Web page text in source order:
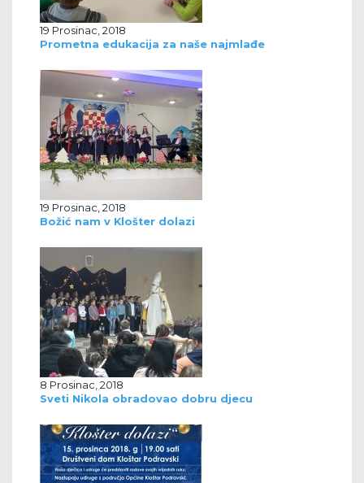
19 Prosinac, 2018
Prometna edukacija za naše najmlađe
19 Prosinac, 2018
Božić nam v Klošter dolazi
8 Prosinac, 2018
Sveti Nikola obradovao dobru djecu